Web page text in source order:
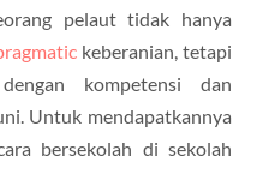
pelaut tidak hanya
keberanian, tetapi
kompetensi dan
Untuk mendapatkannya
bersekolah di sekolah